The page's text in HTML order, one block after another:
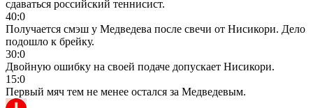
сдаваться российский теннисист.
40:0
Получается смэш у Медведева после свечи от Нисикори. Дело
подошло к брейку.
30:0
Двойную ошибку на своей подаче допускает Нисикори.
15:0
Первый мяч тем не менее остался за Медведевым.